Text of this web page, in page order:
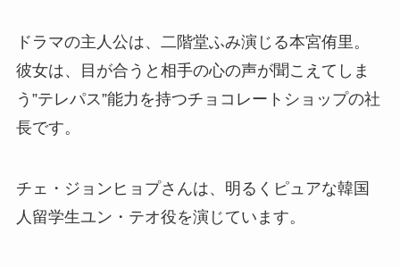
ドラマの主人公は、二階堂ふみ演じる本宮侑里。
彼女は、目が合うと相手の心の声が聞こえてしま
う”テレパス”能力を持つチョコレートショップの社
長です。
チェ・ジョンヒョプさんは、明るくピュアな韓国
人留学生ユン・テオ役を演じています。